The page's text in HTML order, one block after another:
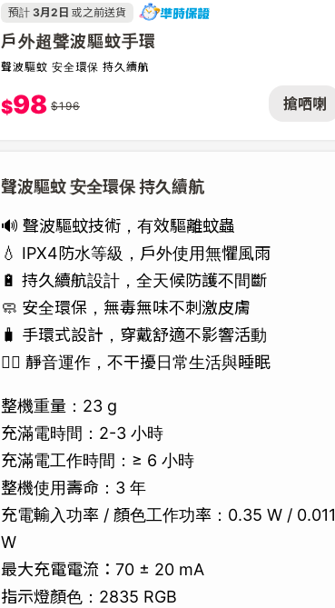
搶哂喇
預計 3月2日 或之前送貨
戶外超聲波驅蚊手環
聲波驅蚊 安全環保 持久續航
$98 $196
聲波驅蚊 安全環保 持久續航
🔊 聲波驅蚊技術，有效驅離蚊蟲
💧 IPX4防水等級，戶外使用無懼風雨
🔋 持久續航設計，全天候防護不間斷
🧼 安全環保，無毒無味不刺激皮膚
🧳 手環式設計，穿戴舒適不影響活動
🧘‍♀️ 靜音運作，不干擾日常生活與睡眠
整機重量：23 g
充滿電時間：2-3 小時
充滿電工作時間：≥ 6 小時
整機使用壽命：3 年
充電輸入功率 / 顏色工作功率：0.35 W / 0.011
W
最大充電電流：70 ± 20 mA
指示燈顏色：2835 RGB